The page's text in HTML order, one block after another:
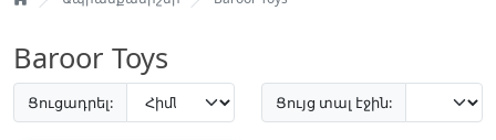
Baroor Toys
Ցուցադրել: Ցույց տալ էջին: